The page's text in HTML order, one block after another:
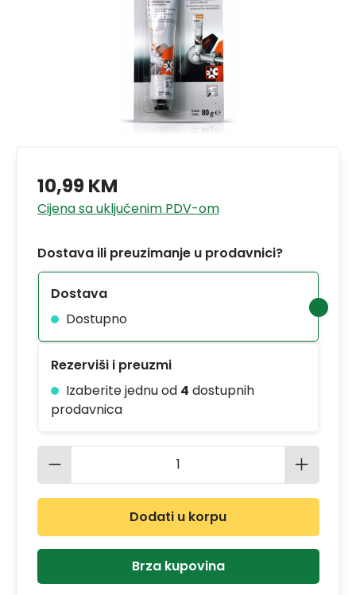
10,99 KM
Cijena sa uključenim PDV-om
Dostava ili preuzimanje u prodavnici?
Dostava
Dostupno
Rezerviši i preuzmi
Izaberite jednu od 4 dostupnih
prodavnica
Količina proizvoda: Unesite
Dodati u korpu
Brza kupovina